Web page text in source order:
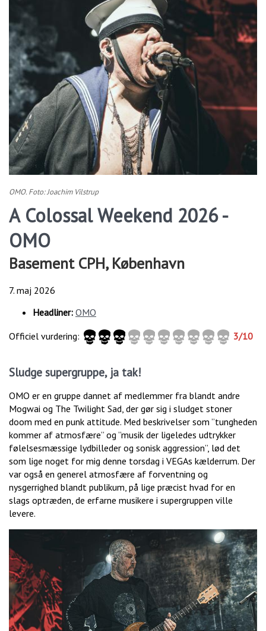
OMO. Foto: Joachim Vilstrup
A Colossal Weekend 2026 -
OMO
Basement CPH, København
7. maj 2026
Headliner: OMO
Officiel vurdering:
3/10
Sludge supergruppe, ja tak!
OMO er en gruppe dannet af medlemmer fra blandt andre
Mogwai og The Twilight Sad, der gør sig i sludget stoner
doom med en punk attitude. Med beskrivelser som ”tungheden
kommer af atmosfære” og ”musik der ligeledes udtrykker
følelsesmæssige lydbilleder og sonisk aggression”, lød det
som lige noget for mig denne torsdag i VEGAs kælderrum. Der
var også en generel atmosfære af forventning og
nysgerrighed blandt publikum, på lige præcist hvad for en
slags optræden, de erfarne musikere i supergruppen ville
levere.